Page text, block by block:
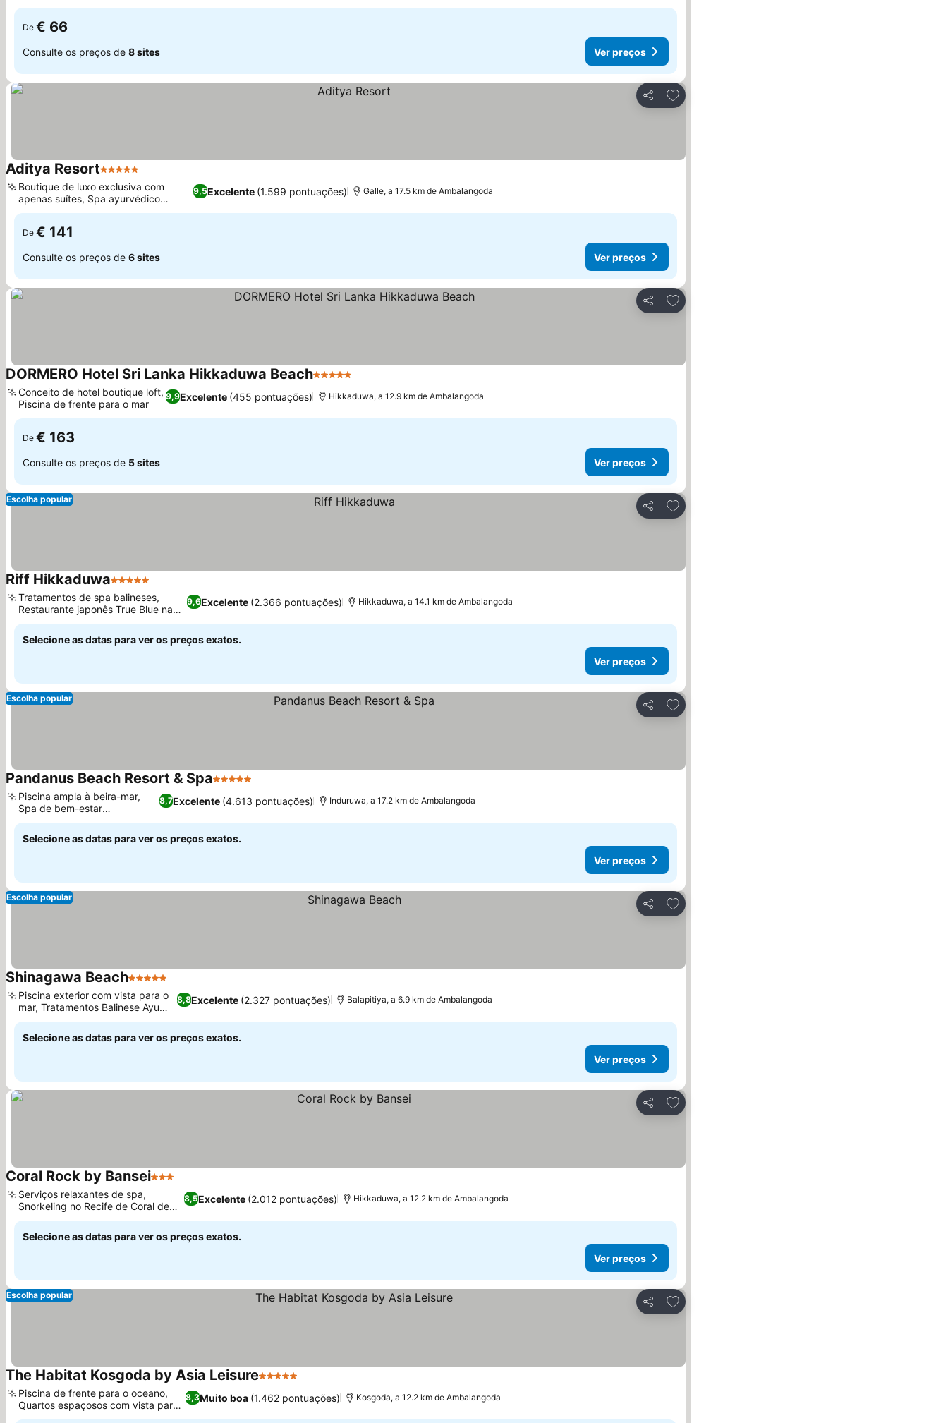
De € 66
Consulte os preços de 8 sites Ver preços
Partilhar
Adicionar aos favoritos
Aditya Resort5 Estrelas
9,5Excelente (1.599 pontuações)
Boutique de luxo exclusiva com
apenas suítes, Spa ayurvédico
rejuvenescedor
Galle, a 17.5 km de Ambalangoda
De € 141
Consulte os preços de 6 sites Ver preços
Partilhar
Adicionar aos favoritos
DORMERO Hotel Sri Lanka Hikkaduwa Beach5 Estrelas
9,9Excelente (455 pontuações)
Conceito de hotel boutique loft,
Piscina de frente para o mar
Hikkaduwa, a 12.9 km de Ambalangoda
De € 163
Consulte os preços de 5 sites Ver preços
Partilhar
Adicionar aos favoritos
Escolha popular
Riff Hikkaduwa5 Estrelas
9,6Excelente (2.366 pontuações)
Tratamentos de spa balineses,
Restaurante japonês True Blue na
cobertura
Hikkaduwa, a 14.1 km de Ambalangoda
Selecione as datas para ver os preços exatos.
Ver preços
Partilhar
Adicionar aos favoritos
Escolha popular
Pandanus Beach Resort & Spa5 Estrelas
8,7Excelente (4.613 pontuações)
Piscina ampla à beira-mar,
Spa de bem-estar
revitalizante
Induruwa, a 17.2 km de Ambalangoda
Selecione as datas para ver os preços exatos.
Ver preços
Partilhar
Adicionar aos favoritos
Escolha popular
Shinagawa Beach5 Estrelas
8,8Excelente (2.327 pontuações)
Piscina exterior com vista para o
mar, Tratamentos Balinese Ayu
Spa
Balapitiya, a 6.9 km de Ambalangoda
Selecione as datas para ver os preços exatos.
Ver preços
Partilhar
Adicionar aos favoritos
Coral Rock by Bansei3 Estrelas
8,5Excelente (2.012 pontuações)
Serviços relaxantes de spa,
Snorkeling no Recife de Coral de
Hikkaduwa
Hikkaduwa, a 12.2 km de Ambalangoda
Selecione as datas para ver os preços exatos.
Ver preços
Partilhar
Adicionar aos favoritos
Escolha popular
The Habitat Kosgoda by Asia Leisure5 Estrelas
8,3Muito boa (1.462 pontuações)
Piscina de frente para o oceano,
Quartos espaçosos com vista para
o mar
Kosgoda, a 12.2 km de Ambalangoda